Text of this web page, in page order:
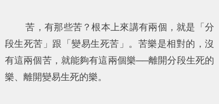
苦，有那些苦？根本上來講有兩個，就是「分
段生死苦」跟「變易生死苦」。苦樂是相對的，沒
有這兩個苦，就能夠有這兩個樂──離開分段生死的
樂、離開變易生死的樂。